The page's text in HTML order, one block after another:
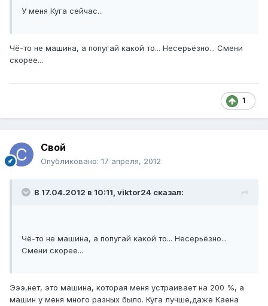
У меня Куга сейчас...
Чё-то не машина, а попугай какой то... Несерьёзно... Смени
скорее...
1
Свой
Опубликовано: 17 апреля, 2012
В 17.04.2012 в 10:11, viktor24 сказал:
Чё-то не машина, а попугай какой то... Несерьёзно...
Смени скорее...
Эээ,нет, это машина, которая меня устраивает на 200 %, а
машин у меня много разных было. Куга лучше,даже Каена